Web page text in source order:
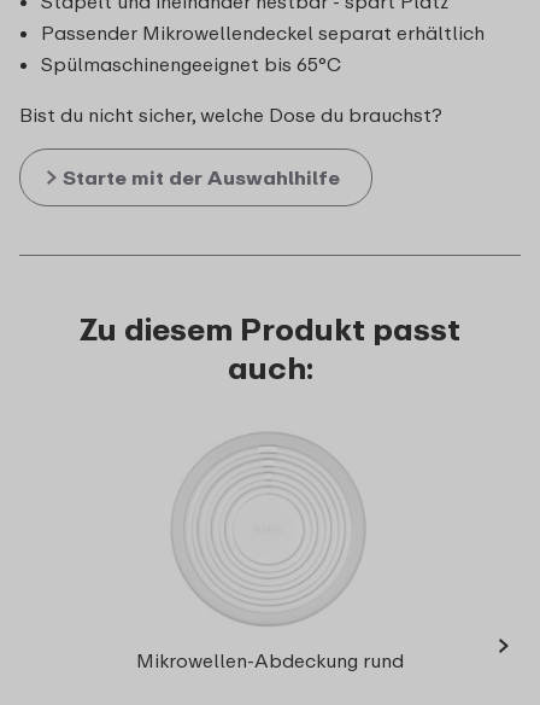
Passender Mikrowellendeckel separat erhältlich
Spülmaschinengeeignet bis 65°C
Bist du nicht sicher, welche Dose du brauchst?
Starte mit der Auswahlhilfe
Zu diesem Produkt passt
auch:
Mikrowellen-Abdeckung rund ›